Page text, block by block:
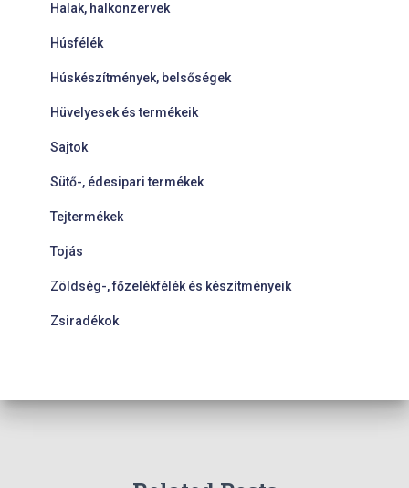
Halak, halkonzervek
Húsfélék
Húskészítmények, belsőségek
Hüvelyesek és termékeik
Sajtok
Sütő-, édesipari termékek
Tejtermékek
Tojás
Zöldség-, főzelékfélék és készítményeik
Zsiradékok